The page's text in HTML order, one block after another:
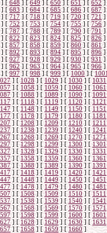
] [648 ] [649 ] [ 650] [ 651] [652]
] [683] [ 684] [ 685] [ 686 ] [ 687]
] [717 ] [718] [719 ] [720] [721 ]
] [ 752 ] [ 753] [ 754 ] [755] [ 756 ]
] [787] [788 ] [ 789 ] [790 ] [791]
] [822] [823] [824 ] [825] [ 826]
] [857 ] [858 ] [ 859 ] [860] [ 861]
] [892] [ 893 ] [894] [ 895 ] [ 896]
] [927] [928] [929 ] [930] [931 ]
] [ 962 ] [ 963] [ 964] [965] [966]
] [997] [998 ] [ 999 ] [ 1000 ] [ 1001
] [1028] [ 1029 ] [ 1030] [ 1031
] [1058] [ 1059] [1060] [1061
] [1088 ] [ 1089] [1090 ] [1091
] [1118] [ 1119 ] [1120] [1121
] [ 1148] [ 1149] [ 1150] [ 1151
] [ 1178 ] [1179 ] [1180 ] [ 1181
] [1208] [ 1209 ] [1210] [ 1211
] [1238] [ 1239] [ 1240] [ 1241
] [ 1268] [ 1269] [1270] [1271
] [1298 ] [ 1299 ] [ 1300] [1301
] [ 1328] [ 1329] [ 1330] [ 1331
] [ 1358 ] [ 1359 ] [1360] [ 1361
] [1388] [1389 ] [1390 ] [1391
] [1418] [1419] [1420 ] [ 1421
] [ 1448 ] [ 1449] [1450] [1451
] [1478 ] [ 1479] [ 1480 ] [1481
] [ 1508] [ 1509] [1510] [ 1511
] [ 1538 ] [ 1539 ] [1540] [ 1541
] [ 1568] [1569 ] [ 1570 ] [ 1571
] [1598] [ 1599] [1600] [ 1601
] [ 1628] [ 1629] [1630] [1631
] [1658 ] [ 1659] [ 1660]